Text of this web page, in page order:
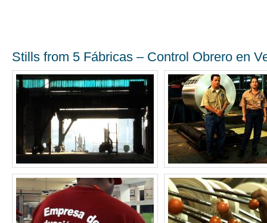
Stills from 5 Fábricas – Control Obrero en